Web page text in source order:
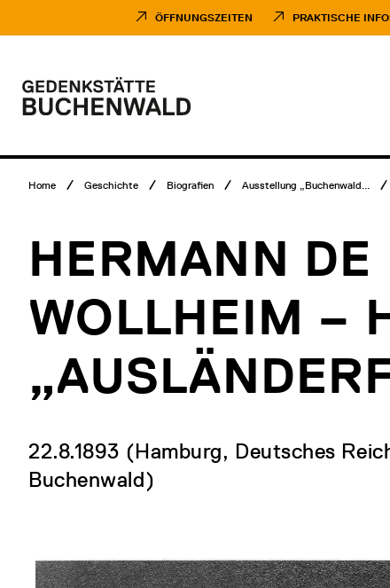
Inhalt
ÖFFNUNGSZEITEN PRAKTISCHE
Hauptmenü
Logo
Gedenkstätte
Breadcrumb
Home Geschichte Biografien Ausstellung „Buchenwald...
HERMANN DE
WOLLHEIM –
22.8.1893 (Hamburg, Deutsches
Buchenwald)